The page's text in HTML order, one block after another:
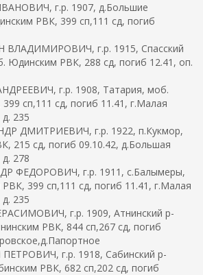
г.р. 1907, д.Большие
РВК, 399 сп,111 сд, погиб
г.р. 1915, Спасский
Юдинским РВК, 288 сд, погиб 12.41, оп.
г.р. 1908, Татария, моб.
сп,111 сд, погиб 11.41, г.Малая
235
ДМИТРИЕВИЧ, г.р. 1922, п.Кукмор,
215 сд, погиб 09.10.42, д.Большая
278
ФЕДОРОВИЧ, г.р. 1911, с.Балымеры,
399 сп,111 сд, погиб 11.41, г.Малая
235
г.р. 1909, Атнинский р-
РВК, 844 сп,267 сд, погиб
г.р. 1918, Сабинский р-
РВК, 682 сп,202 сд, погиб